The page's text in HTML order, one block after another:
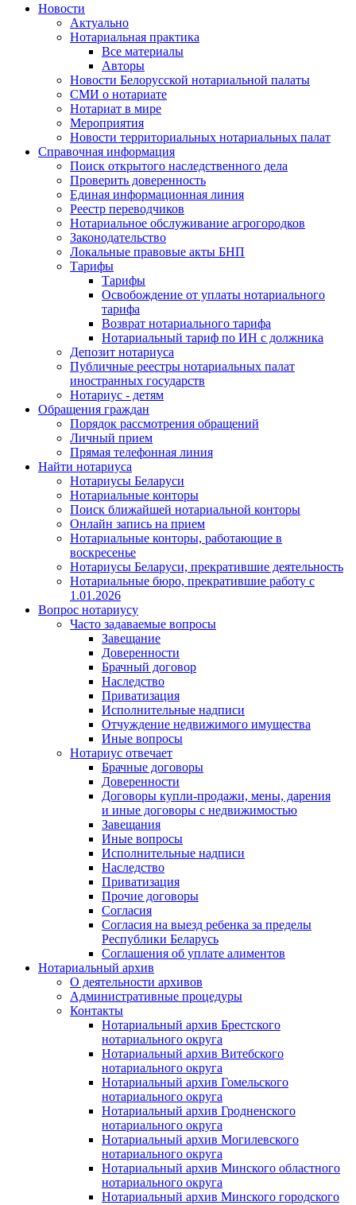
Новости
Актуально
Нотариальная практика
Все материалы
Авторы
Новости Белорусской нотариальной палаты
СМИ о нотариате
Нотариат в мире
Мероприятия
Новости территориальных нотариальных палат
Справочная информация
Поиск открытого наследственного дела
Проверить доверенность
Единая информационная линия
Реестр переводчиков
Нотариальное обслуживание агрогородков
Законодательство
Локальные правовые акты БНП
Тарифы
Тарифы
Освобождение от уплаты нотариального
тарифа
Возврат нотариального тарифа
Нотариальный тариф по ИН с должника
Депозит нотариуса
Публичные реестры нотариальных палат
иностранных государств
Нотариус - детям
Обращения граждан
Порядок рассмотрения обращений
Личный прием
Прямая телефонная линия
Найти нотариуса
Нотариусы Беларуси
Нотариальные конторы
Поиск ближайшей нотариальной конторы
Онлайн запись на прием
Нотариальные конторы, работающие в
воскресенье
Нотариусы Беларуси, прекратившие деятельность
Нотариальные бюро, прекратившие работу с
1.01.2026
Вопрос нотариусу
Часто задаваемые вопросы
Завещание
Доверенности
Брачный договор
Наследство
Приватизация
Исполнительные надписи
Отчуждение недвижимого имущества
Иные вопросы
Нотариус отвечает
Брачные договоры
Доверенности
Договоры купли-продажи, мены, дарения
и иные договоры с недвижимостью
Завещания
Иные вопросы
Исполнительные надписи
Наследство
Приватизация
Прочие договоры
Согласия
Согласия на выезд ребенка за пределы
Республики Беларусь
Соглашения об уплате алиментов
Нотариальный архив
О деятельности архивов
Административные процедуры
Контакты
Нотариальный архив Брестского
нотариального округа
Нотариальный архив Витебского
нотариального округа
Нотариальный архив Гомельского
нотариального округа
Нотариальный архив Гродненского
нотариального округа
Нотариальный архив Могилевского
нотариального округа
Нотариальный архив Минского областного
нотариального округа
Нотариальный архив Минского городского